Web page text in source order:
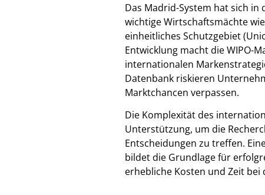
Das Madrid-System hat sich
wichtige Wirtschaftsmächte
einheitliches Schutzgebiet
Entwicklung macht die WIPO-
internationalen
Datenbank riskieren
Marktchancen verpassen.
Die Komplexität des
Unterstützung, um die
Entscheidungen zu treffen.
bildet die Grundlage für
erhebliche Kosten und Zeit